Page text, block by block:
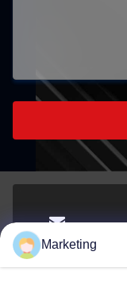
E-mail
Marketing